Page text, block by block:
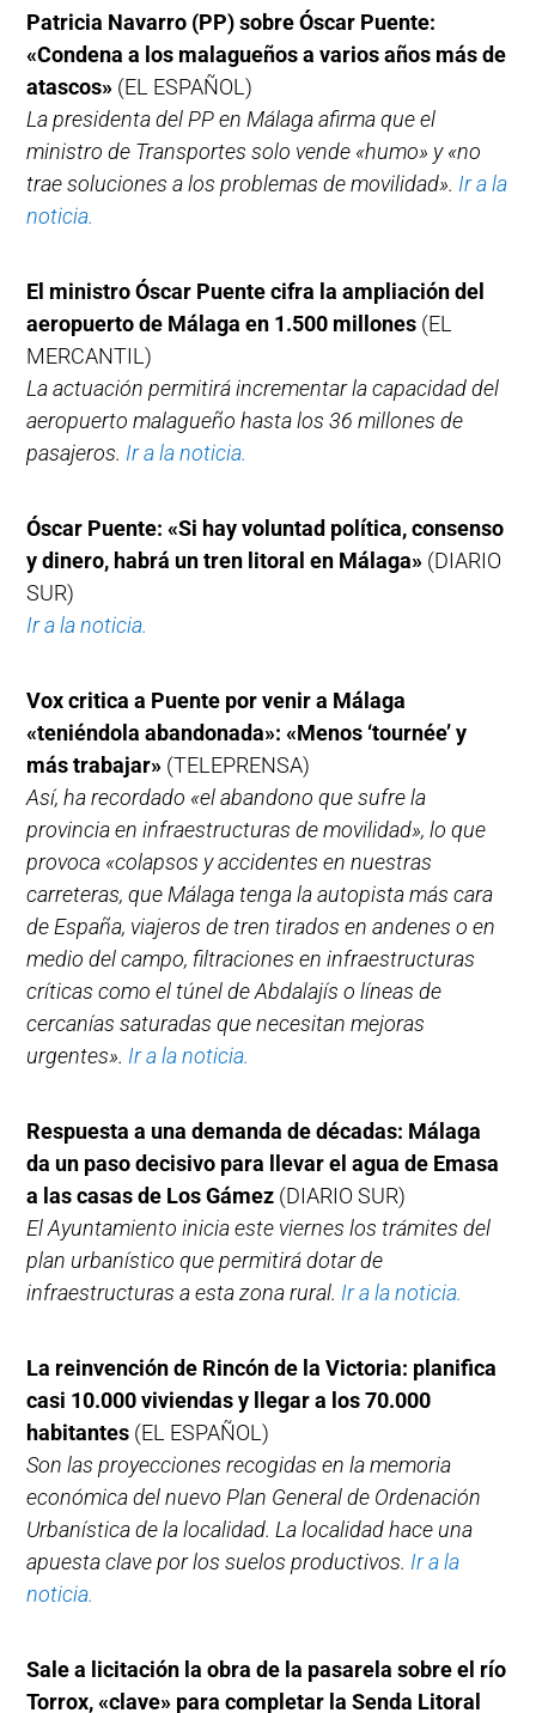
Patricia Navarro (PP) sobre Óscar Puente:
«Condena a los malagueños a varios años más de
atascos» (EL ESPAÑOL)
La presidenta del PP en Málaga afirma que el
ministro de Transportes solo vende «humo» y «no
trae soluciones a los problemas de movilidad». Ir a la
noticia.
El ministro Óscar Puente cifra la ampliación del
aeropuerto de Málaga en 1.500 millones (EL
MERCANTIL)
La actuación permitirá incrementar la capacidad del
aeropuerto malagueño hasta los 36 millones de
pasajeros. Ir a la noticia.
Óscar Puente: «Si hay voluntad política, consenso
y dinero, habrá un tren litoral en Málaga» (DIARIO
SUR)
Ir a la noticia.
Vox critica a Puente por venir a Málaga
«teniéndola abandonada»: «Menos ‘tournée’ y
más trabajar» (TELEPRENSA)
Así, ha recordado «el abandono que sufre la
provincia en infraestructuras de movilidad», lo que
provoca «colapsos y accidentes en nuestras
carreteras, que Málaga tenga la autopista más cara
de España, viajeros de tren tirados en andenes o en
medio del campo, filtraciones en infraestructuras
críticas como el túnel de Abdalajís o líneas de
cercanías saturadas que necesitan mejoras
urgentes». Ir a la noticia.
Respuesta a una demanda de décadas: Málaga
da un paso decisivo para llevar el agua de Emasa
a las casas de Los Gámez (DIARIO SUR)
El Ayuntamiento inicia este viernes los trámites del
plan urbanístico que permitirá dotar de
infraestructuras a esta zona rural. Ir a la noticia.
La reinvención de Rincón de la Victoria: planifica
casi 10.000 viviendas y llegar a los 70.000
habitantes (EL ESPAÑOL)
Son las proyecciones recogidas en la memoria
económica del nuevo Plan General de Ordenación
Urbanística de la localidad. La localidad hace una
apuesta clave por los suelos productivos. Ir a la
noticia.
Sale a licitación la obra de la pasarela sobre el río
Torrox, «clave» para completar la Senda Litoral